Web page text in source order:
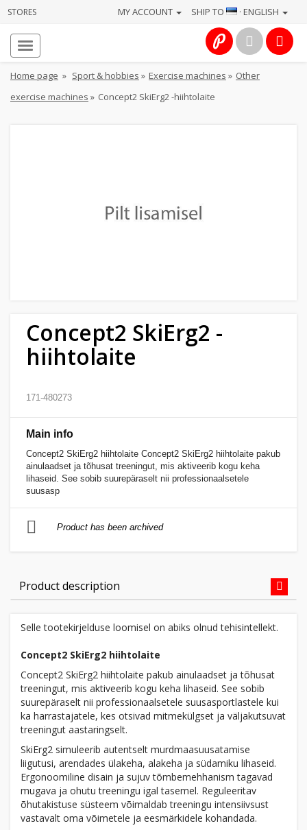
STORES SHIP TO · ENGLISH
MY ACCOUNT
Home page » Sport & hobbies » Exercise machines » Other
exercise machines » Concept2 SkiErg2 -hiihtolaite
Concept2 SkiErg2 -
hiihtolaite
171-480273
Main info
Concept2 SkiErg2 hiihtolaite Concept2 SkiErg2 hiihtolaite pakub
ainulaadset ja tõhusat treeningut, mis aktiveerib kogu keha
lihaseid. See sobib suurepäraselt nii professionaalsetele
suusasp
Product has been archived
Product description
Selle tootekirjelduse loomisel on abiks olnud tehisintellekt.
Concept2 SkiErg2 hiihtolaite
Concept2 SkiErg2 hiihtolaite pakub ainulaadset ja tõhusat
treeningut, mis aktiveerib kogu keha lihaseid. See sobib
suurepäraselt nii professionaalsetele suusasportlastele kui
ka harrastajatele, kes otsivad mitmekülgset ja väljakutsuvat
treeningut aastaringselt.
SkiErg2 simuleerib autentselt murdmaasuusatamise
liigutusi, arendades ülakeha, alakeha ja südamiku lihaseid.
Ergonoomiline disain ja sujuv tõmbemehhanism tagavad
mugava ja ohutu treeningu igal tasemel. Reguleeritav
õhutakistuse süsteem võimaldab treeningu intensiivsust
vastavalt oma võimetele ja eesmärkidele kohandada.
About
us
Home
garden
health
Sport
hobbies
Auto